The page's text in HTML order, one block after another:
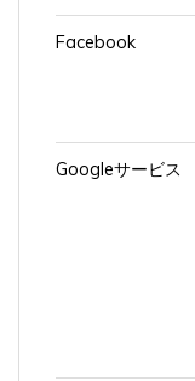
Facebook
Googleサービス